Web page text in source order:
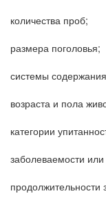
количества проб;
размера поголовья;
системы
возраста и пола
категории
заболеваемости
продолжительности